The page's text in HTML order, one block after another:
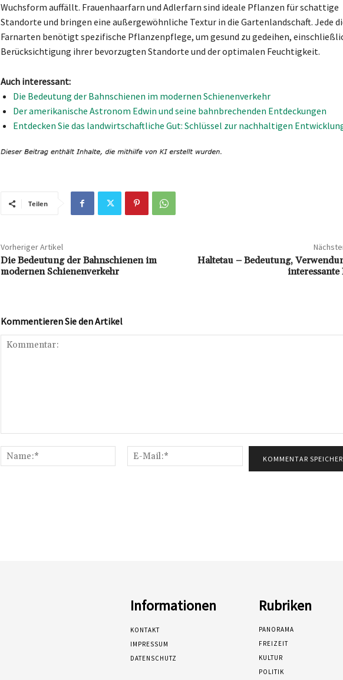
Wuchsform auffällt. Frauenhaarfarn und Adlerfarn sind ideale Pflanzen für schattige
Standorte und bringen eine außergewöhnliche Textur in die Gartenlandschaft. Jede
Farnarten benötigt spezifische Pflanzenpflege, um gesund zu gedeihen,
Berücksichtigung ihrer bevorzugten Standorte und der optimalen Feuchtigkeit.
Auch interessant:
Die Bedeutung der Bahnschienen im modernen Schienenverkehr
Der amerikanische Astronom Edwin und seine bahnbrechenden Entdeckungen
Entdecken Sie das landwirtschaftliche Gut: Schlüssel zur nachhaltigen
Teilen
Vorheriger Artikel
Die Bedeutung der Bahnschienen im
modernen Schienenverkehr
Haltetau – Bedeutung,
interessante
Kommentieren Sie den Artikel
Name:*
Mail:*
Informationen
KONTAKT
IMPRESSUM
DATENSCHUTZ
Rubriken
PANORAMA
FREIZEIT
KULTUR
POLITIK